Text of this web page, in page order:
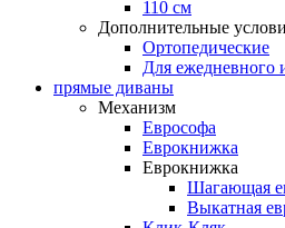
110 см
Дополнительные
Ортопедические
Для ежедневного
прямые диваны
Механизм
Еврософа
Еврокнижка
Еврокнижка
Шагающая
Выкатная